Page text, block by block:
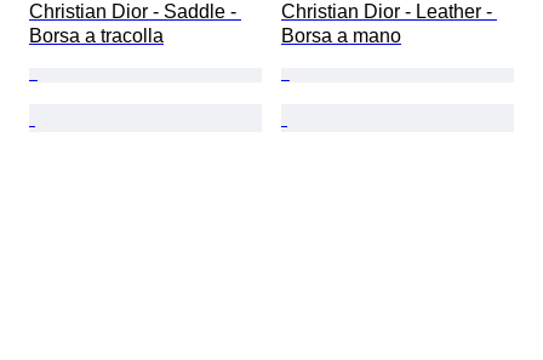
Christian Dior - Saddle -
Borsa a tracolla
Christian Dior - Leather -
Borsa a mano